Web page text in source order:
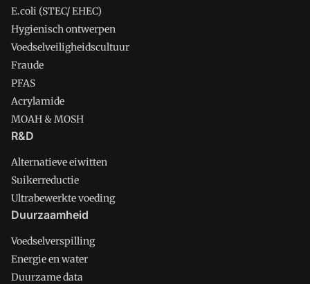
E.coli (STEC/ EHEC)
Hygienisch ontwerpen
Voedselveiligheidscultuur
Fraude
PFAS
Acrylamide
MOAH & MOSH
R&D
Alternatieve eiwitten
Suikerreductie
Ultrabewerkte voeding
Duurzaamheid
Voedselverspilling
Energie en water
Duurzame data